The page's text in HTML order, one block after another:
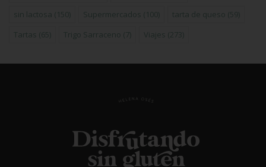
sin lactosa (150) Supermercados (100) tarta de queso (59)
Tartas (65) Trigo Sarraceno (7) Viajes (273)